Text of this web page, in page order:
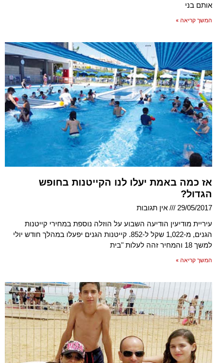
אותם בני
המשך קריאה »
אז כמה באמת יעלו לנו הקייטנות בחופש
הגדול?
29/05/2017
אין תגובות
עיריית מודיעין הודיעה השבוע על הוזלה נוספת במחירי קייטנות
הגנים, מ-1,022 שקל ל-852. קייטנות הגנים יפעלו במהלך חודש יולי
למשך 18 והמחיר זהה לעלות "בית
המשך קריאה »